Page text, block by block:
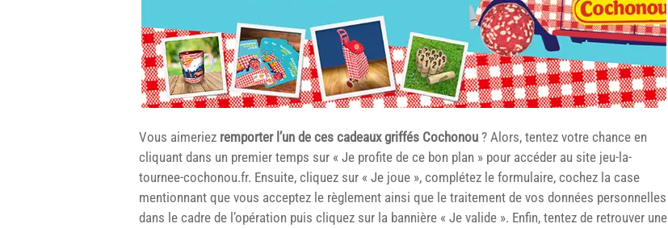
Vous aimeriez remporter l’un de ces cadeaux griffés Cochonou ? Alors, tentez votre chance en
cliquant dans un premier temps sur « Je profite de ce bon plan » pour accéder au site jeu-la-
tournee-cochonou.fr. Ensuite, cliquez sur « Je joue », complétez le formulaire, cochez la case
mentionnant que vous acceptez le règlement ainsi que le traitement de vos données personnelles
dans le cadre de l’opération puis cliquez sur la bannière « Je valide ». Enfin, tentez de retrouver une